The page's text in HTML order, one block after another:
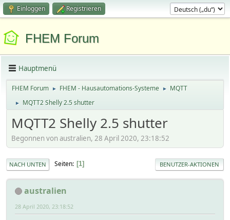
Einloggen Registrieren
FHEM Forum
Hauptmenü
FHEM Forum ► FHEM - Hausautomations-Systeme ► MQTT
► MQTT2 Shelly 2.5 shutter
MQTT2 Shelly 2.5 shutter
Begonnen von australien, 28 April 2020, 23:18:52
NACH UNTEN Seiten 1 BENUTZER-AKTIONEN
australien
28 April 2020, 23:18:52